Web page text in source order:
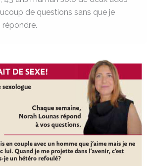
de questions sans que je
répondre.